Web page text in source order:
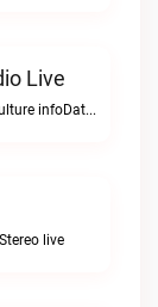
Live
For all your dance music & club culture infoData Transmission Radio live
live